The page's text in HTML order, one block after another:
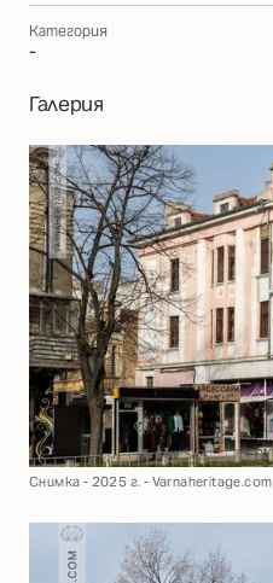
Категория
-
Галерия
Снимка - 2025 г. - Varnaheritage.com